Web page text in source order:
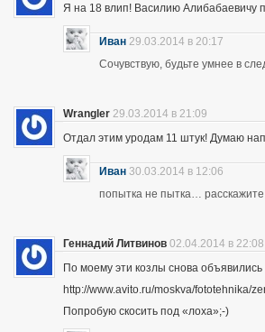
Я на 18 влип! Василию Алибабаевичу
Иван 29.03.2014 в 20:17
Сочувствую, будьте умнее в
Wrangler 29.03.2014 в 21:09
Отдал этим уродам 11 штук! Думаю
Иван 30.03.2014 в 12:06
попытка не пытка… расскажите
Геннадий Литвинов 02.04.2014 в 22:08
По моему эти козлы снова объявились
http://www.avito.ru/moskva/fototehnika/
Попробую скосить под «лоха»;-)